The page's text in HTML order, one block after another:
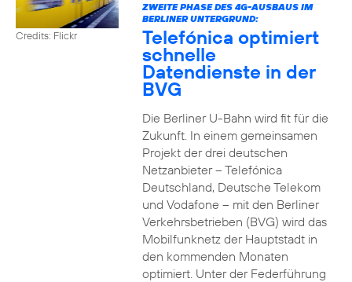
Credits: Flickr
ZWEITE PHASE DES 4G-AUSBAUS IM
BERLINER UNTERGRUND:
Telefónica optimiert
schnelle
Datendienste in der
BVG
Die Berliner U-Bahn wird fit für die
Zukunft. In einem gemeinsamen
Projekt der drei deutschen
Netzanbieter – Telefónica
Deutschland, Deutsche Telekom
und Vodafone – mit den Berliner
Verkehrsbetrieben (BVG) wird das
Mobilfunknetz der Hauptstadt in
den kommenden Monaten
optimiert. Unter der Federführung